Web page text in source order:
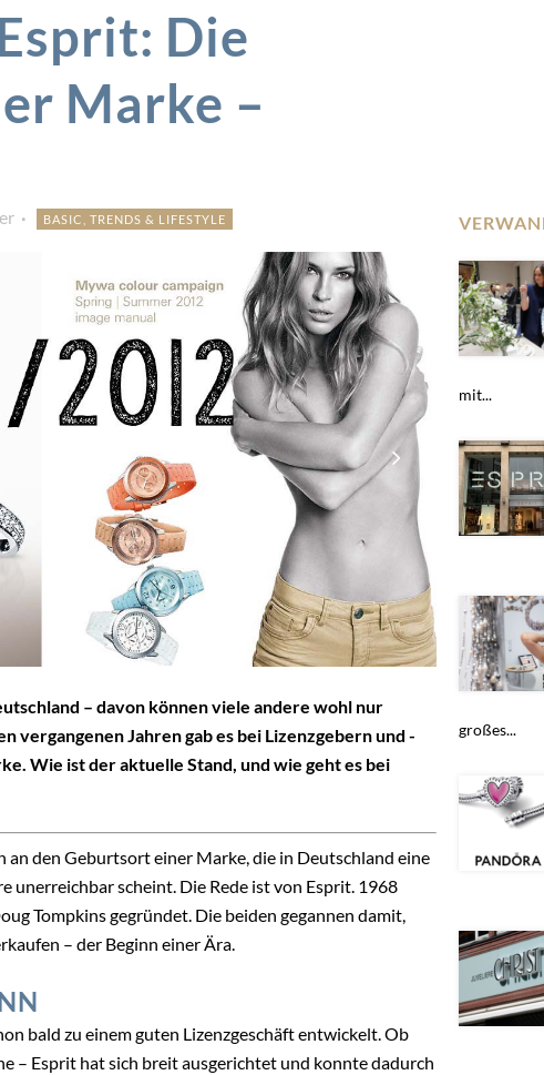
Die
Marke –
BASIC, TRENDS & LIFESTYLE
– davon können viele andere wohl nur
vergangenen Jahren gab es bei Lizenzgebern und -
Wie ist der aktuelle Stand, und wie geht es bei
an den Geburtsort einer Marke, die in Deutschland eine
unerreichbar scheint. Die Rede ist von Esprit. 1968
Tompkins gegründet. Die beiden gegannen damit,
– der Beginn einer Ära.
bald zu einem guten Lizenzgeschäft entwickelt. Ob
– Esprit hat sich breit ausgerichtet und konnte dadurch
mit...
großes...